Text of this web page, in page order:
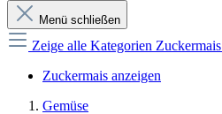
Menü schließen
Zeige alle Kategorien Zuckermais
Zuckermais anzeigen
Gemüse